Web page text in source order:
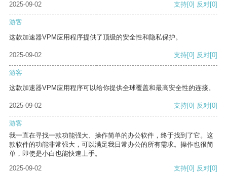
2025-09-02 支持[0] 反对[0]
游客
这款加速器VPM应用程序提供了顶级的安全性和隐私保护。
2025-09-02 支持[0] 反对[0]
游客
这款加速器VPM应用程序可以给你提供全球覆盖和最高安全性的连接。
2025-09-02 支持[0] 反对[0]
游客
我一直在寻找一款功能强大、操作简单的办公软件，终于找到了它。这
款软件的功能非常强大，可以满足我日常办公的所有需求。操作也很简
单，即使是小白也能快速上手。
2025-09-02
支持[0] 反对[0]